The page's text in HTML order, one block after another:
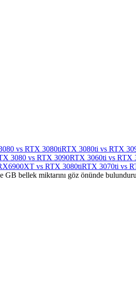
vs RTX 3080tiRTX 3080ti vs RTX
3080 vs RTX 3090RTX 3060ti vs RTX
vs RTX 3080tiRTX 3070ti vs
GB bellek miktarını göz önünde